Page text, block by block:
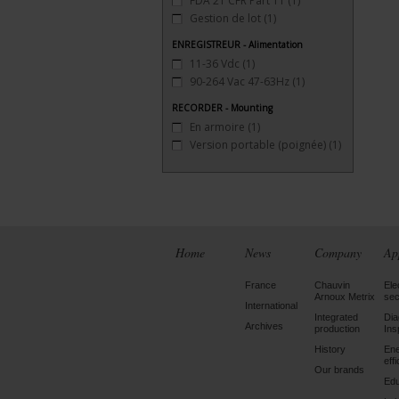
Gestion de lot (1)
ENREGISTREUR - Alimentation
11-36 Vdc (1)
90-264 Vac 47-63Hz (1)
RECORDER - Mounting
En armoire (1)
Version portable (poignée) (1)
Home News
France
International
Archives
Company
Chauvin
Arnoux Metrix
Integrated
production
History
Our brands